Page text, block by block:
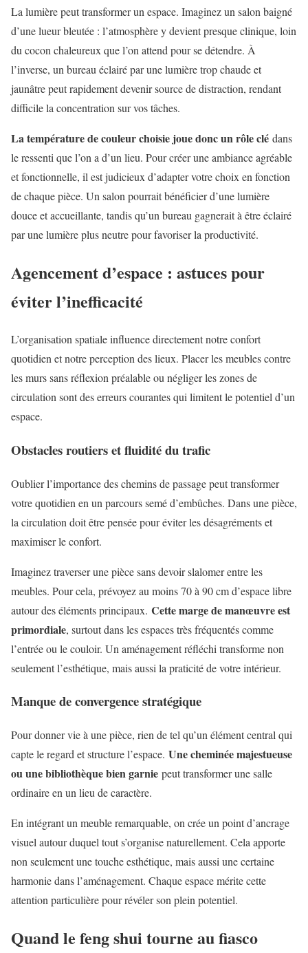
La lumière peut transformer un espace. Imaginez un salon baigné
d’une lueur bleutée : l’atmosphère y devient presque clinique, loin
du cocon chaleureux que l’on attend pour se détendre. À
l’inverse, un bureau éclairé par une lumière trop chaude et
jaunâtre peut rapidement devenir source de distraction, rendant
difficile la concentration sur vos tâches.
La température de couleur choisie joue donc un rôle clé dans
le ressenti que l’on a d’un lieu. Pour créer une ambiance agréable
et fonctionnelle, il est judicieux d’adapter votre choix en fonction
de chaque pièce. Un salon pourrait bénéficier d’une lumière
douce et accueillante, tandis qu’un bureau gagnerait à être éclairé
par une lumière plus neutre pour favoriser la productivité.
Agencement d’espace : astuces pour
éviter l’inefficacité
L’organisation spatiale influence directement notre confort
quotidien et notre perception des lieux. Placer les meubles contre
les murs sans réflexion préalable ou négliger les zones de
circulation sont des erreurs courantes qui limitent le potentiel d’un
espace.
Obstacles routiers et fluidité du trafic
Oublier l’importance des chemins de passage peut transformer
votre quotidien en un parcours semé d’embûches. Dans une pièce,
la circulation doit être pensée pour éviter les désagréments et
maximiser le confort.
Imaginez traverser une pièce sans devoir slalomer entre les
meubles. Pour cela, prévoyez au moins 70 à 90 cm d’espace libre
autour des éléments principaux. Cette marge de manœuvre est
primordiale, surtout dans les espaces très fréquentés comme
l’entrée ou le couloir. Un aménagement réfléchi transforme non
seulement l’esthétique, mais aussi la praticité de votre intérieur.
Manque de convergence stratégique
Pour donner vie à une pièce, rien de tel qu’un élément central qui
capte le regard et structure l’espace. Une cheminée majestueuse
ou une bibliothèque bien garnie peut transformer une salle
ordinaire en un lieu de caractère.
En intégrant un meuble remarquable, on crée un point d’ancrage
visuel autour duquel tout s’organise naturellement. Cela apporte
non seulement une touche esthétique, mais aussi une certaine
harmonie dans l’aménagement. Chaque espace mérite cette
attention particulière pour révéler son plein potentiel.
Quand le feng shui tourne au fiasco